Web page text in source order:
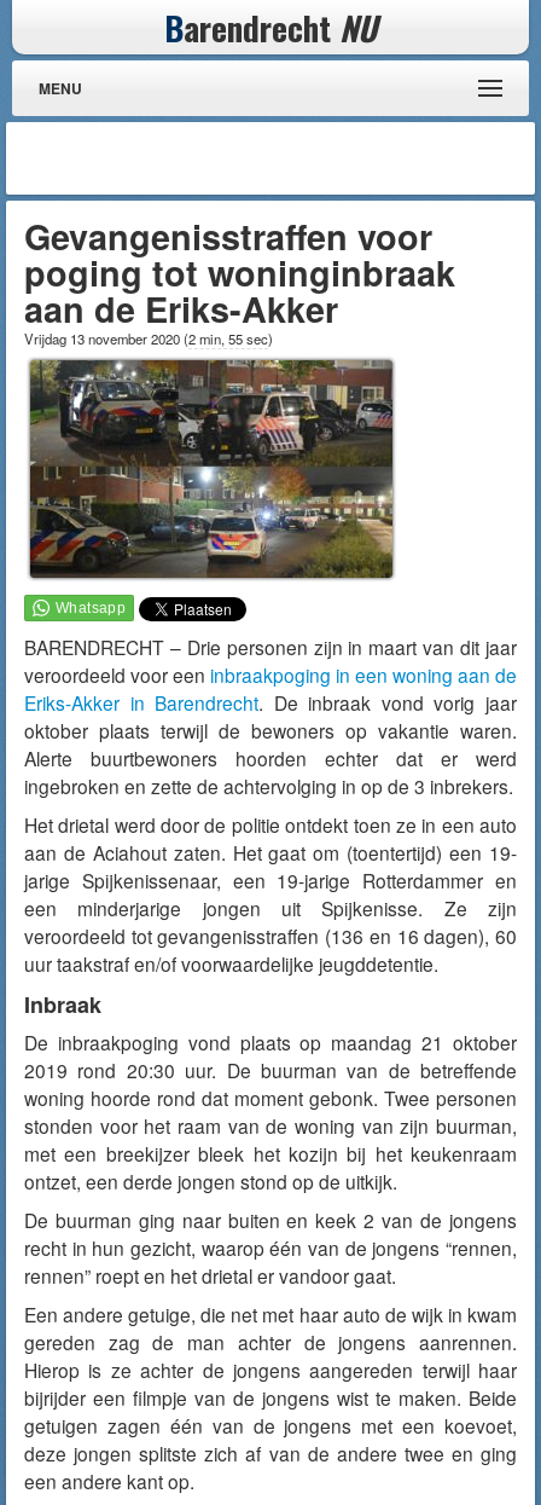
Barendrecht NU
MENU
Gevangenisstraffen voor
poging tot woninginbraak
aan de Eriks-Akker
Vrijdag 13 november 2020(2 min, 55 sec)
BARENDRECHT – Drie personen zijn in maart van dit jaar
veroordeeld voor een inbraakpoging in een woning aan de
Eriks-Akker in Barendrecht. De inbraak vond vorig jaar
oktober plaats terwijl de bewoners op vakantie waren.
Alerte buurtbewoners hoorden echter dat er werd
ingebroken en zette de achtervolging in op de 3 inbrekers.
Het drietal werd door de politie ontdekt toen ze in een auto
aan de Aciahout zaten. Het gaat om (toentertijd) een 19-
jarige Spijkenissenaar, een 19-jarige Rotterdammer en
een minderjarige jongen uit Spijkenisse. Ze zijn
veroordeeld tot gevangenisstraffen (136 en 16 dagen), 60
uur taakstraf en/of voorwaardelijke jeugddetentie.
Inbraak
De inbraakpoging vond plaats op maandag 21 oktober
2019 rond 20:30 uur. De buurman van de betreffende
woning hoorde rond dat moment gebonk. Twee personen
stonden voor het raam van de woning van zijn buurman,
met een breekijzer bleek het kozijn bij het keukenraam
ontzet, een derde jongen stond op de uitkijk.
De buurman ging naar buiten en keek 2 van de jongens
recht in hun gezicht, waarop één van de jongens “rennen,
rennen” roept en het drietal er vandoor gaat.
Een andere getuige, die net met haar auto de wijk in kwam
gereden zag de man achter de jongens aanrennen.
Hierop is ze achter de jongens aangereden terwijl haar
bijrijder een filmpje van de jongens wist te maken. Beide
getuigen zagen één van de jongens met een koevoet,
deze jongen splitste zich af van de andere twee en ging
een andere kant op.